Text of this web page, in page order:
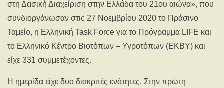
στη Δασική Διαχείριση στην Ελλάδα του 21ου αιώνα», που
συνδιοργάνωσαν στις 27 Νοεμβρίου 2020 το Πράσινο
Ταμείο, η Ελληνική Task Force για το Πρόγραμμα LIFE και
το Ελληνικό Κέντρο Βιοτόπων – Υγροτόπων (ΕΚΒΥ) και
είχε 331 συμμετέχοντες.
Η ημερίδα είχε δύο διακριτές ενότητες. Στην πρώτη